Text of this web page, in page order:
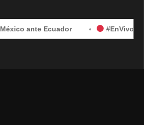
Ecuador #EnVivo | Demanda